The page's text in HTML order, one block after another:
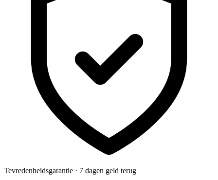
Tevredenheidsgarantie · 7 dagen geld terug